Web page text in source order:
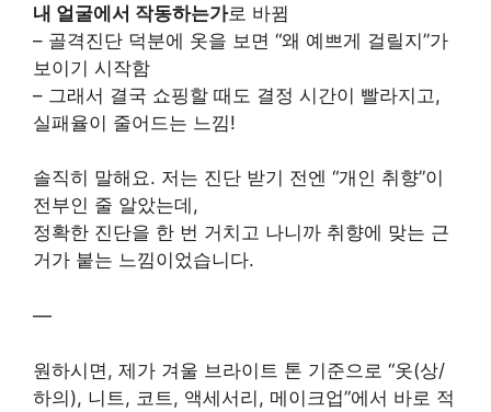
내 얼굴에서 작동하는가로 바뀜
– 골격진단 덕분에 옷을 보면 “왜 예쁘게 걸릴지”가
보이기 시작함
– 그래서 결국 쇼핑할 때도 결정 시간이 빨라지고,
실패율이 줄어드는 느낌!
솔직히 말해요. 저는 진단 받기 전엔 “개인 취향”이
전부인 줄 알았는데,
정확한 진단을 한 번 거치고 나니까 취향에 맞는 근
거가 붙는 느낌이었습니다.
—
원하시면, 제가 겨울 브라이트 톤 기준으로 “옷(상/
하의), 니트, 코트, 액세서리, 메이크업”에서 바로 적